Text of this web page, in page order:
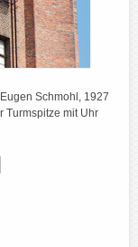
Schmohl, 1927
Turmspitze mit Uhr